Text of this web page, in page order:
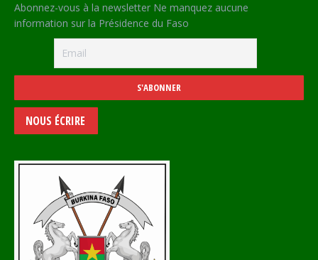
Abonnez-vous à la newsletter Ne manquez aucune
information sur la Présidence du Faso
NOUS ÉCRIRE